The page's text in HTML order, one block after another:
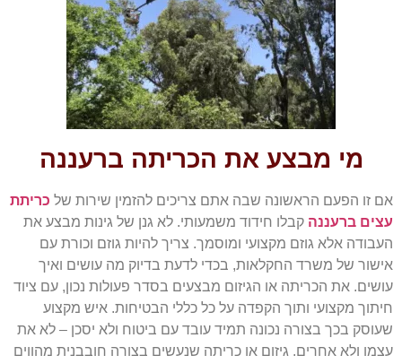
מי מבצע את הכריתה ברעננה
אם זו הפעם הראשונה שבה אתם צריכים להזמין שירות של כריתת
עצים ברעננה קבלו חידוד משמעותי. לא גנן של גינות מבצע את
העבודה אלא גוזם מקצועי ומוסמך. צריך להיות גוזם וכורת עם
אישור של משרד החקלאות, בכדי לדעת בדיוק מה עושים ואיך
עושים. את הכריתה או הגיזום מבצעים בסדר פעולות נכון, עם ציוד
חיתוך מקצועי ותוך הקפדה על כל כללי הבטיחות. איש מקצוע
שעוסק בכך בצורה נכונה תמיד עובד עם ביטוח ולא יסכן – לא את
עצמו ולא אחרים. גיזום או כריתה שנעשים בצורה חובבנית מהווים